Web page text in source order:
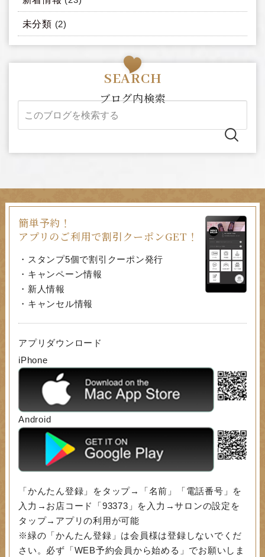
未分類 (2)
ブログ内検索
簡単予約！
アプリのご利用で割引クーポンGET！
・スタンプ5個で割引クーポン発行
・キャンペーン情報
・新人情報
・キャンセル情報
アプリダウンロード
iPhone
Android
「かんたん登録」をタップ→「名前」「電話番号」を
入力→お店コード「93373」を入力→サロンの設定を
タップ→アプリの利用が可能
※緑の「かんたん登録」は会員様は登録しないでくだ
さい。必ず「WEB予約会員から始める」でお願いしま